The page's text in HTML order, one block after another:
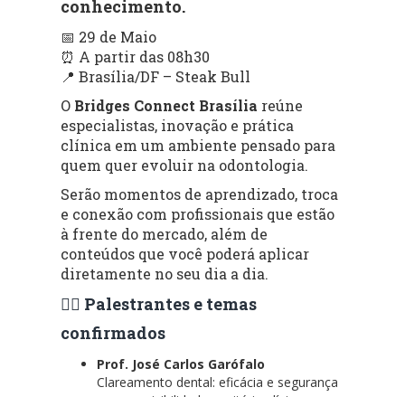
conhecimento.
📅 29 de Maio
⏰ A partir das 08h30
📍 Brasília/DF – Steak Bull
O Bridges Connect Brasília reúne
especialistas, inovação e prática
clínica em um ambiente pensado para
quem quer evoluir na odontologia.
Serão momentos de aprendizado, troca
e conexão com profissionais que estão
à frente do mercado, além de
conteúdos que você poderá aplicar
diretamente no seu dia a dia.
👨‍⚕️ Palestrantes e temas
confirmados
Prof. José Carlos Garófalo
Clareamento dental: eficácia e segurança